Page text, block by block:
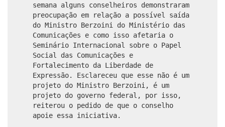
semana alguns conselheiros demonstraram
preocupação em relação a possível saída
do Ministro Berzoini do Ministério das
Comunicações e como isso afetaria o
Seminário Internacional sobre o Papel
Social das Comunicações e
Fortalecimento da Liberdade de
Expressão. Esclareceu que esse não é um
projeto do Ministro Berzoini, é um
projeto do governo federal, por isso,
reiterou o pedido de que o conselho
apoie essa iniciativa.